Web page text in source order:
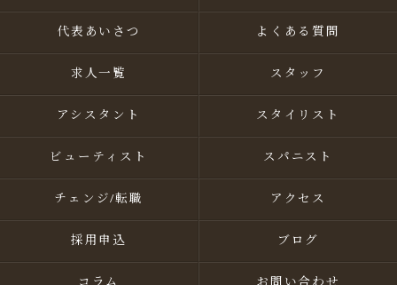
代表あいさつ よくある質問
求人一覧 スタッフ
アシスタント スタイリスト
ビューティスト スパニスト
チェンジ/転職 アクセス
採用申込 ブログ